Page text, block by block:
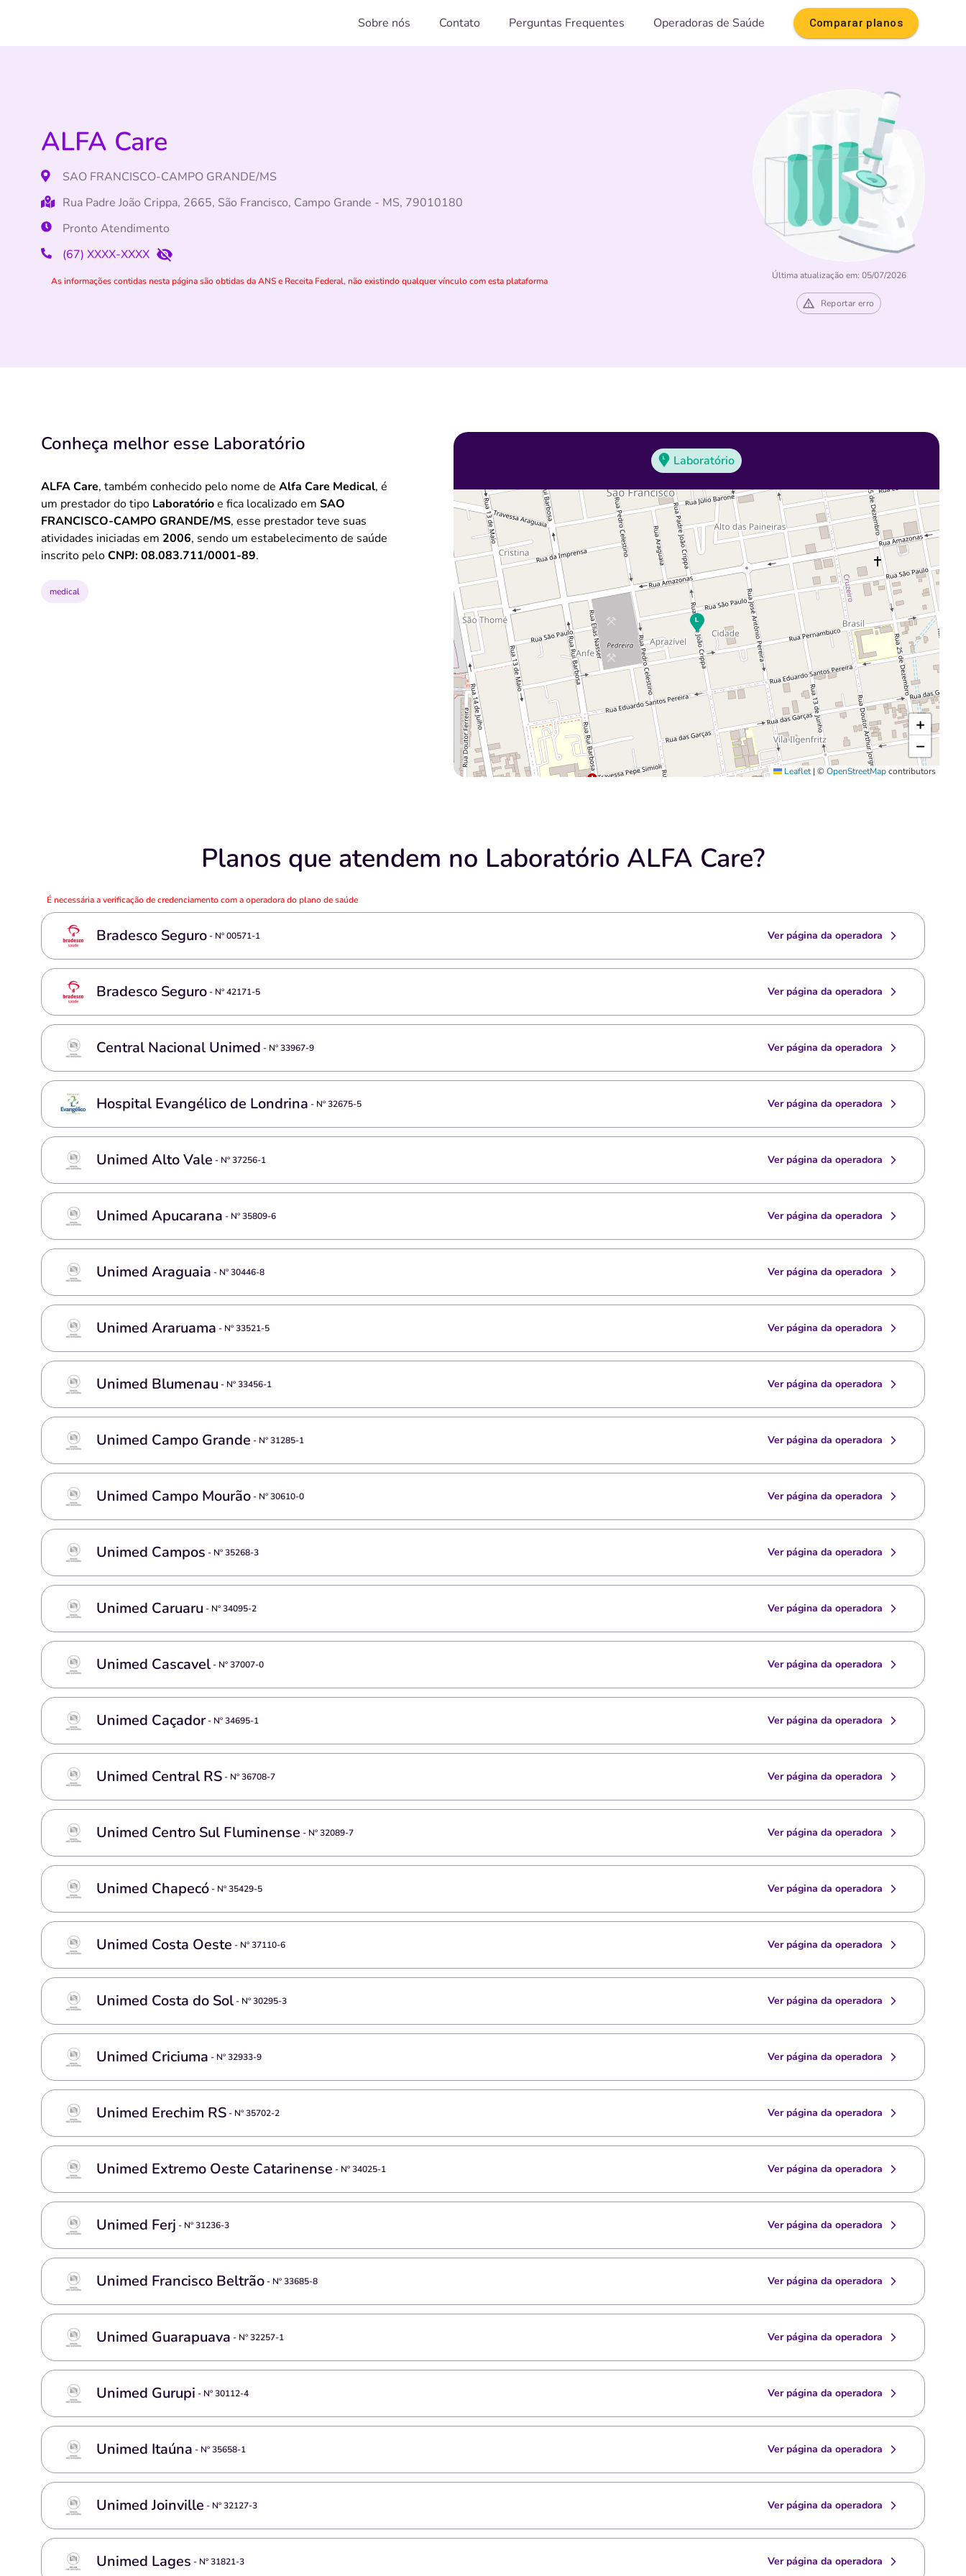
Sobre nós Contato Perguntas Frequentes Operadoras de Saúde Comparar planos
Última atualização em: 05/07/2026
Reportar erro
ALFA Care
SAO FRANCISCO-CAMPO GRANDE/MS
Rua Padre João Crippa, 2665, São Francisco, Campo Grande - MS, 79010180
Pronto Atendimento
(67) XXXX-XXXX
As informações contidas nesta página são obtidas da ANS e Receita Federal, não existindo qualquer vínculo com esta plataforma
Conheça melhor esse Laboratório
ALFA Care, também conhecido pelo nome de Alfa Care Medical, é
um prestador do tipo Laboratórioe fica localizado em SAO
FRANCISCO-CAMPO GRANDE/MS, esse prestador teve suas
atividades iniciadas em 2006, sendo um estabelecimento de saúde
inscrito peloCNPJ: 08.083.711/0001-89.
medical
Laboratório
+
−
Leaflet | ©OpenStreetMapcontributors
Planos que atendem no Laboratório ALFA Care?
É necessária a verificação de credenciamento com a operadora do plano de saúde
Bradesco Seguro- Nº00571-1 Ver página da operadora
Bradesco Seguro- Nº42171-5 Ver página da operadora
Central Nacional Unimed - Nº33967-9 Ver página da operadora
Hospital Evangélico de Londrina - Nº32675-5 Ver página da operadora
Unimed Alto Vale - Nº37256-1 Ver página da operadora
Unimed Apucarana - Nº35809-6 Ver página da operadora
Unimed Araguaia - Nº30446-8 Ver página da operadora
Unimed Araruama - Nº33521-5 Ver página da operadora
Unimed Blumenau - Nº33456-1 Ver página da operadora
Unimed Campo Grande - Nº31285-1 Ver página da operadora
Unimed Campo Mourão- Nº30610-0 Ver página da operadora
Unimed Campos - Nº35268-3 Ver página da operadora
Unimed Caruaru - Nº34095-2 Ver página da operadora
Unimed Cascavel- Nº37007-0 Ver página da operadora
Unimed Caçador- Nº34695-1 Ver página da operadora
Unimed Central RS- Nº36708-7 Ver página da operadora
Unimed Centro Sul Fluminense - Nº32089-7 Ver página da operadora
Unimed Chapecó- Nº35429-5 Ver página da operadora
Unimed Costa Oeste - Nº37110-6 Ver página da operadora
Unimed Costa do Sol- Nº30295-3 Ver página da operadora
Unimed Criciuma - Nº32933-9 Ver página da operadora
Unimed Erechim RS- Nº35702-2 Ver página da operadora
Unimed Extremo Oeste Catarinense - Nº34025-1 Ver página da operadora
Unimed Ferj - Nº31236-3 Ver página da operadora
Unimed Francisco Beltrão- Nº33685-8 Ver página da operadora
Unimed Guarapuava - Nº32257-1 Ver página da operadora
Unimed Gurupi - Nº30112-4 Ver página da operadora
Unimed Itaúna - Nº35658-1 Ver página da operadora
Unimed Joinville - Nº32127-3 Ver página da operadora
Unimed Lages - Nº31821-3 Ver página da operadora